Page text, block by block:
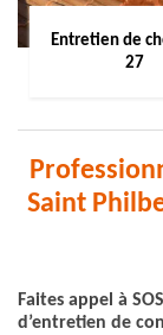
Entretien de
27
Saint
Faites appel à
d’entretien de